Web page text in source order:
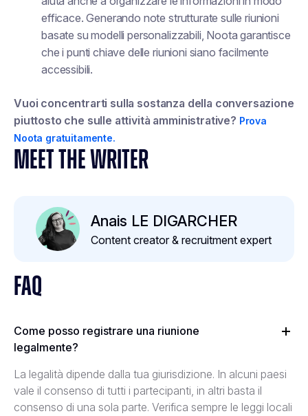
efficace. Generando note strutturate sulle riunioni
basate su modelli personalizzabili, Noota garantisce
che i punti chiave delle riunioni siano facilmente
accessibili.
Vuoi concentrarti sulla sostanza della conversazione
piuttosto che sulle attività amministrative? Prova
Noota gratuitamente.
MEET THE WRITER
Anais LE DIGARCHER
Content creator & recruitment expert
FAQ
Come posso registrare una riunione
legalmente?
La legalità dipende dalla tua giurisdizione. In alcuni paesi
vale il consenso di tutti i partecipanti, in altri basta il
consenso di una sola parte. Verifica sempre le leggi locali